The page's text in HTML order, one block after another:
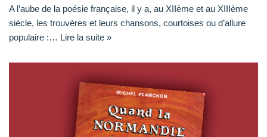
A l’aube de la poésie française, il y a, au XIIème et au XIIIème
siècle, les trouvères et leurs chansons, courtoises ou d’allure
populaire :… Lire la suite »